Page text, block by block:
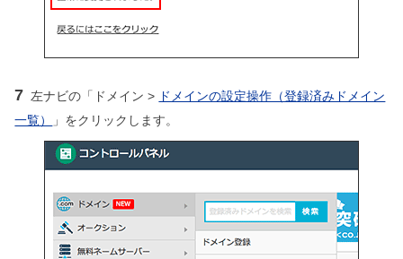
7 左ナビの「ドメイン > ドメインの設定操作（登録済みドメイン
一覧）
」をクリックします。